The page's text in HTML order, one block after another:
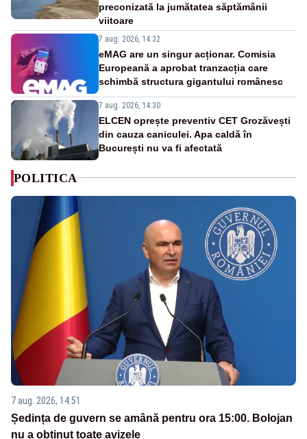
preconizată la jumătatea săptămânii
viitoare
7 aug. 2026, 14:32
eMAG are un singur acționar. Comisia
Europeană a aprobat tranzacția care
schimbă structura gigantului românesc
7 aug. 2026, 14:30
ELCEN oprește preventiv CET Grozăvești
din cauza caniculei. Apa caldă în
București nu va fi afectată
POLITICA
7 aug. 2026, 14:51
Ședința de guvern se amână pentru ora 15:00. Bolojan
nu a obținut toate avizele